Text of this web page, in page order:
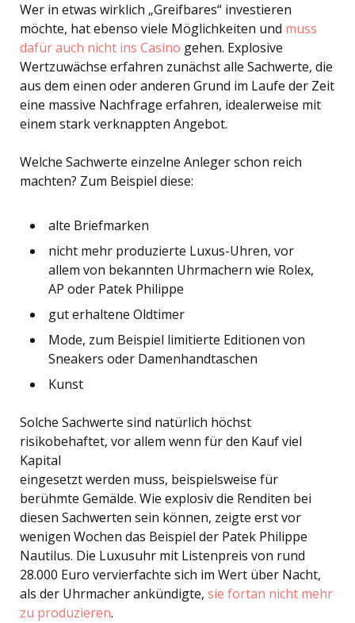
Wer in etwas wirklich „Greifbares“ investieren
möchte, hat ebenso viele Möglichkeiten und muss
dafür auch nicht ins Casino gehen. Explosive
Wertzuwächse erfahren zunächst alle Sachwerte, die
aus dem einen oder anderen Grund im Laufe der Zeit
eine massive Nachfrage erfahren, idealerweise mit
einem stark verknappten Angebot.
Welche Sachwerte einzelne Anleger schon reich
machten? Zum Beispiel diese:
alte Briefmarken
nicht mehr produzierte Luxus-Uhren, vor
allem von bekannten Uhrmachern wie Rolex,
AP oder Patek Philippe
gut erhaltene Oldtimer
Mode, zum Beispiel limitierte Editionen von
Sneakers oder Damenhandtaschen
Kunst
Solche Sachwerte sind natürlich höchst
risikobehaftet, vor allem wenn für den Kauf viel
Kapital
eingesetzt werden muss, beispielsweise für
berühmte Gemälde. Wie explosiv die Renditen bei
diesen Sachwerten sein können, zeigte erst vor
wenigen Wochen das Beispiel der Patek Philippe
Nautilus. Die Luxusuhr mit Listenpreis von rund
28.000 Euro vervierfachte sich im Wert über Nacht,
als der Uhrmacher ankündigte, sie fortan nicht mehr
zu produzieren.